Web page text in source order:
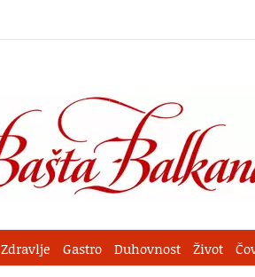
Zdravlje Gastro Duhovnost Život